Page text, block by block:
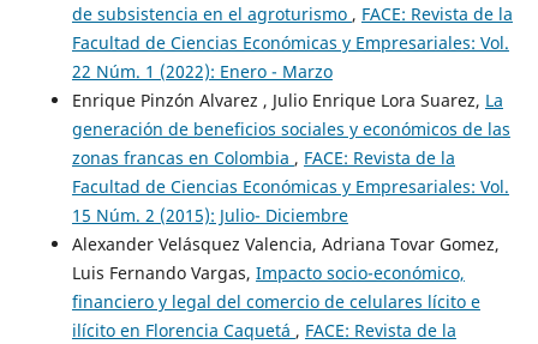
de subsistencia en el agroturismo , FACE: Revista de la
Facultad de Ciencias Económicas y Empresariales: Vol.
22 Núm. 1 (2022): Enero - Marzo
Enrique Pinzón Alvarez , Julio Enrique Lora Suarez, La
generación de beneficios sociales y económicos de las
zonas francas en Colombia , FACE: Revista de la
Facultad de Ciencias Económicas y Empresariales: Vol.
15 Núm. 2 (2015): Julio- Diciembre
Alexander Velásquez Valencia, Adriana Tovar Gomez,
Luis Fernando Vargas, Impacto socio-económico,
financiero y legal del comercio de celulares lícito e
ilícito en Florencia Caquetá , FACE: Revista de la